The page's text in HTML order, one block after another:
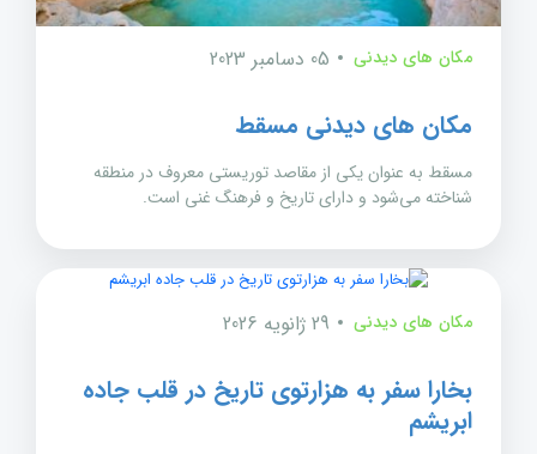
مکان های دیدنی 05 دسامبر 2023
مکان های دیدنی مسقط
مسقط به عنوان یکی از مقاصد توریستی معروف در منطقه
شناخته می‌شود و دارای تاریخ و فرهنگ غنی است.
مکان های دیدنی 29 ژانویه 2026
بخارا سفر به هزارتوی تاریخ در قلب جاده
ابریشم